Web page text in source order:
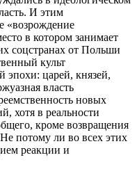
И этим
«возрождение
в котором занимает
соцстранах от Польши
культ
эпохи: царей, князей,
власть
новых
хотя в реальности
кроме возвращения
потому ли во всех этих
реакции и